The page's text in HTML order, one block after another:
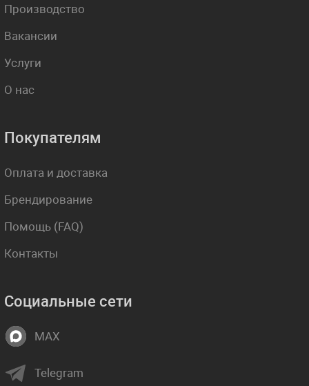
Производство
Вакансии
Услуги
О нас
Покупателям
Оплата и доставка
Брендирование
Помощь (FAQ)
Контакты
Социальные сети
MAX
Telegram